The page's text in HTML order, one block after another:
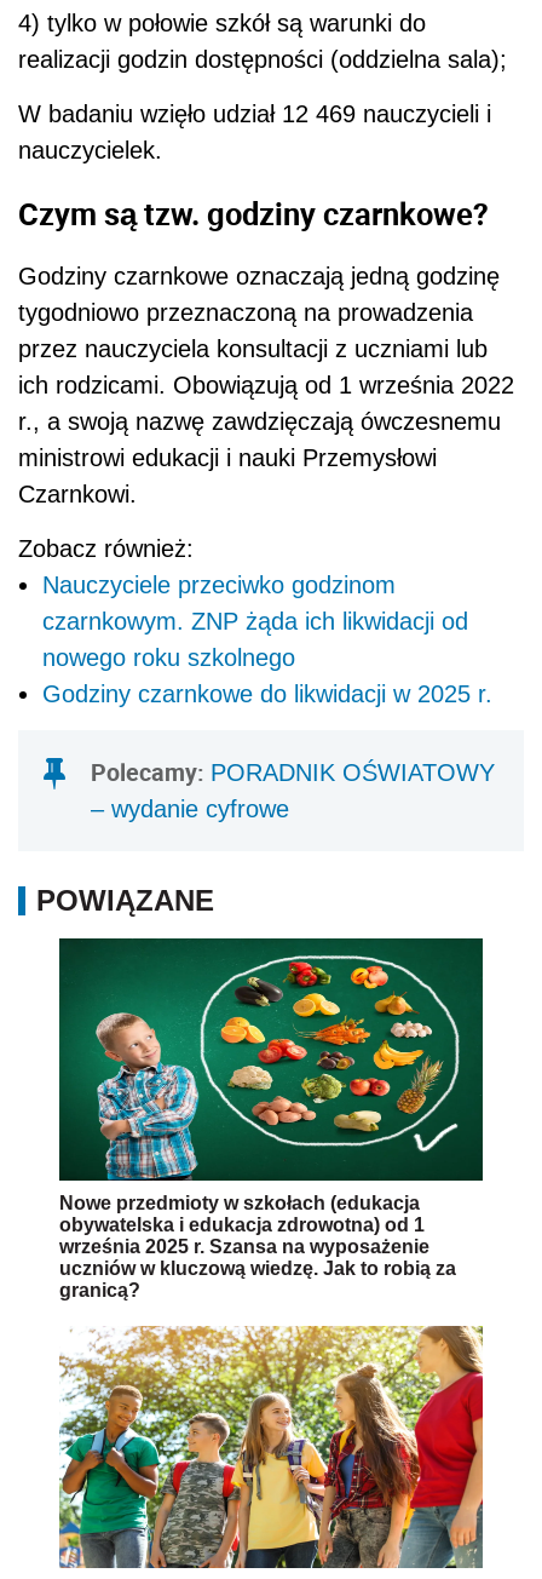
4) tylko w połowie szkół są warunki do
realizacji godzin dostępności (oddzielna sala);
W badaniu wzięło udział 12 469 nauczycieli i
nauczycielek.
Czym są tzw. godziny czarnkowe?
Godziny czarnkowe oznaczają jedną godzinę
tygodniowo przeznaczoną na prowadzenia
przez nauczyciela konsultacji z uczniami lub
ich rodzicami. Obowiązują od 1 września 2022
r., a swoją nazwę zawdzięczają ówczesnemu
ministrowi edukacji i nauki Przemysłowi
Czarnkowi.
Zobacz również:
Nauczyciele przeciwko godzinom
czarnkowym. ZNP żąda ich likwidacji od
nowego roku szkolnego
Godziny czarnkowe do likwidacji w 2025 r.
Polecamy: PORADNIK OŚWIATOWY
– wydanie cyfrowe
POWIĄZANE
Nowe przedmioty w szkołach (edukacja
obywatelska i edukacja zdrowotna) od 1
września 2025 r. Szansa na wyposażenie
uczniów w kluczową wiedzę. Jak to robią za
granicą?